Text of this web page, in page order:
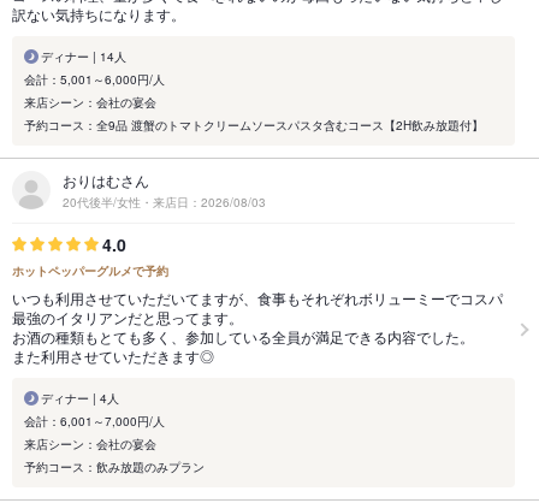
訳ない気持ちになります。
ディナー | 14人
会計：5,001～6,000円/人
来店シーン：会社の宴会
予約コース：全9品 渡蟹のトマトクリームソースパスタ含むコース【2H飲み放題付】
おりはむさん
20代後半/女性・来店日：2026/08/03
4.0
ホットペッパーグルメで予約
いつも利用させていただいてますが、食事もそれぞれボリューミーでコスパ
最強のイタリアンだと思ってます。
お酒の種類もとても多く、参加している全員が満足できる内容でした。
また利用させていただきます◎
ディナー | 4人
会計：6,001～7,000円/人
来店シーン：会社の宴会
予約コース：飲み放題のみプラン